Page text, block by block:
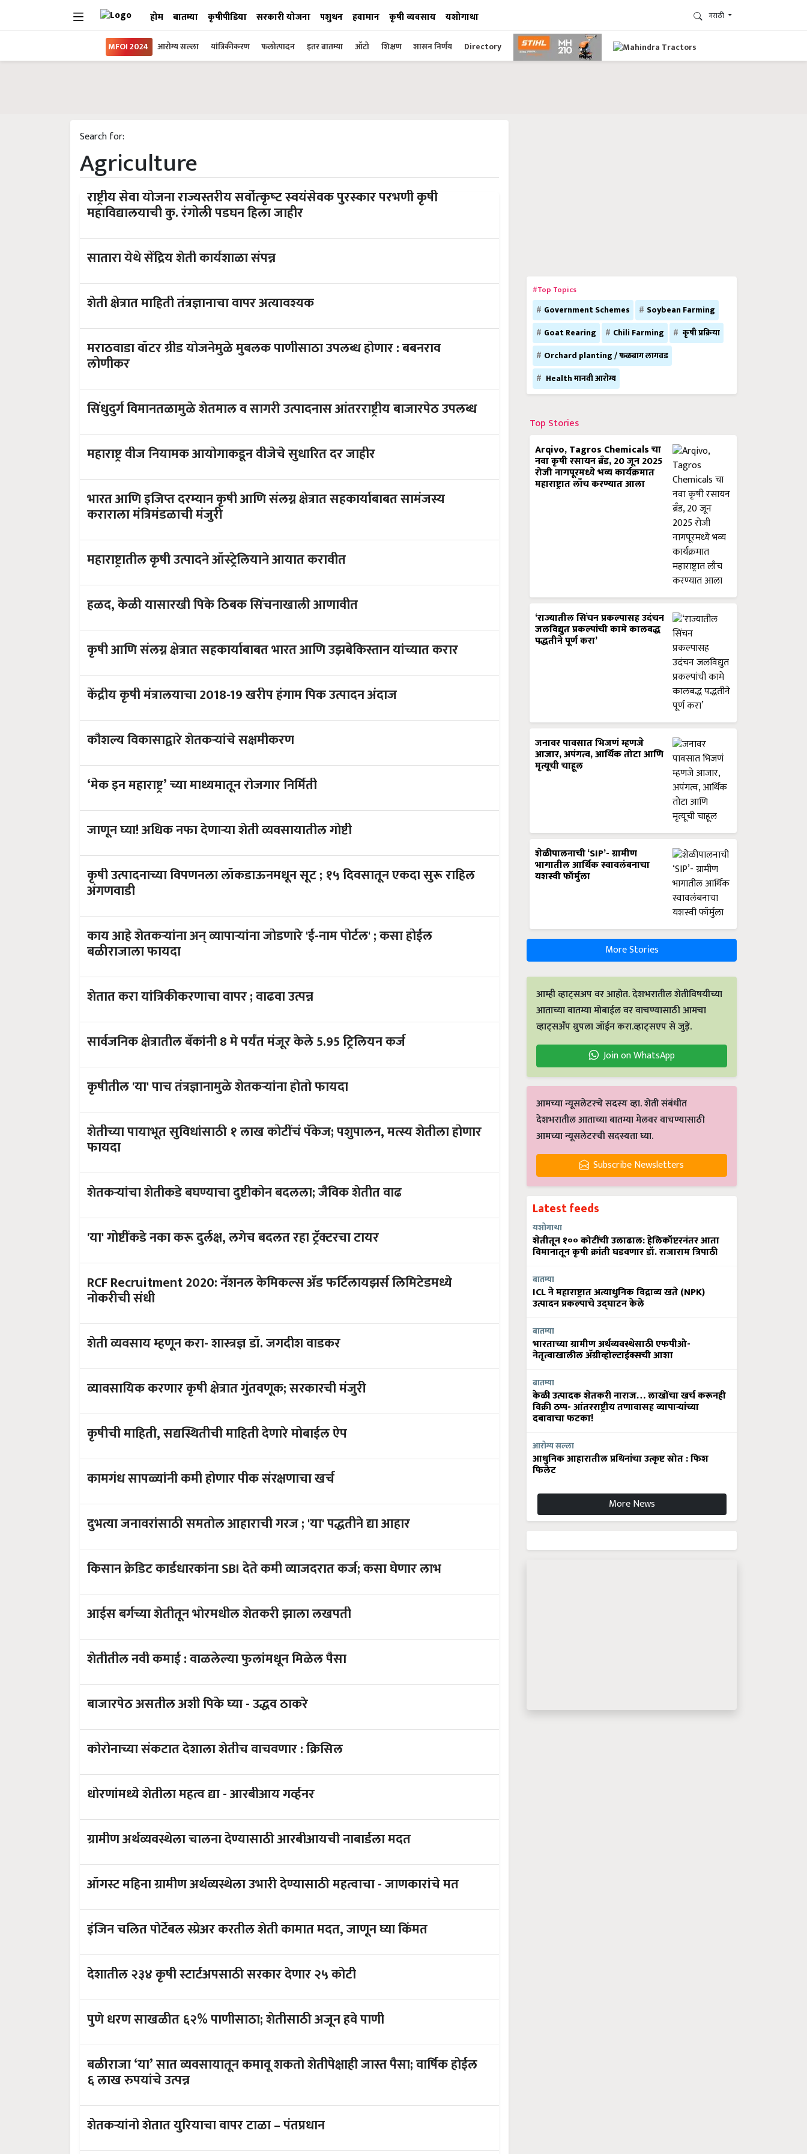
होम बातम्या कृषीपीडिया सरकारी योजना पशुधन हवामान कृषी व्यवसाय यशोगाथा मराठी
MFOI 2024 आरोग्य सल्ला यांत्रिकीकरण फलोत्पादन इतर बातम्या ऑटो शिक्षण शासन निर्णय Directory
Search for:
Agriculture
राष्ट्रीय सेवा योजना राज्यस्तरीय सर्वोत्‍कृष्‍ट स्‍वयंसेवक पुरस्‍कार परभणी कृषी
महाविद्यालयाची कु. रंगोली पडघन हिला जाहीर
सातारा येथे सेंद्रिय शेती कार्यशाळा संपन्न
शेती क्षेत्रात माहिती तंत्रज्ञानाचा वापर अत्यावश्यक
मराठवाडा वॉटर ग्रीड योजनेमुळे मुबलक पाणीसाठा उपलब्ध होणार : बबनराव
लोणीकर
सिंधुदुर्ग विमानतळामुळे शेतमाल व सागरी उत्पादनास आंतरराष्ट्रीय बाजारपेठ उपलब्ध
महाराष्ट्र वीज नियामक आयोगाकडून वीजेचे सुधारित दर जाहीर
भारत आणि इजिप्त दरम्यान कृषी आणि संलग्न क्षेत्रात सहकार्याबाबत सामंजस्य
कराराला मंत्रिमंडळाची मंजुरी
महाराष्ट्रातील कृषी उत्पादने ऑस्ट्रेलियाने आयात करावीत
हळद, केळी यासारखी पिके ठिबक सिंचनाखाली आणावीत
कृषी आणि संलग्न क्षेत्रात सहकार्याबाबत भारत आणि उझबेकिस्तान यांच्यात करार
केंद्रीय कृषी मंत्रालयाचा 2018-19 खरीप हंगाम पिक उत्पादन अंदाज
कौशल्य विकासाद्वारे शेतकऱ्यांचे सक्षमीकरण
‘मेक इन महाराष्ट्र’ च्या माध्यमातून रोजगार निर्मिती
जाणून घ्या! अधिक नफा देणाऱ्या शेती व्यवसायातील गोष्टी
कृषी उत्पादनाच्या विपणनला लॉकडाऊनमधून सूट ; १५ दिवसातून एकदा सुरू राहिल
अंगणवाडी
काय आहे शेतकऱ्यांना अन् व्यापाऱ्यांना जोडणारे 'ई-नाम पोर्टल' ; कसा होईल
बळीराजाला फायदा
शेतात करा यांत्रिकीकरणाचा वापर ; वाढवा उत्पन्न
सार्वजनिक क्षेत्रातील बँकांनी 8 मे पर्यंत मंजूर केले 5.95 ट्रिलियन कर्ज
कृषीतील 'या' पाच तंत्रज्ञानामुळे शेतकऱ्यांना होतो फायदा
शेतीच्या पायाभूत सुविधांसाठी १ लाख कोटींचं पॅकेज; पशुपालन, मत्स्य शेतीला होणार
फायदा
शेतकऱ्यांचा शेतीकडे बघण्याचा दुष्टीकोन बदलला; जैविक शेतीत वाढ
'या' गोष्टींकडे नका करू दुर्लक्ष, लगेच बदलत रहा ट्रॅक्टरचा टायर
RCF Recruitment 2020: नॅशनल केमिकल्स अँड फर्टिलायझर्स लिमिटेडमध्ये
नोकरीची संधी
शेती व्यवसाय म्हणून करा- शास्त्रज्ञ डॉ. जगदीश वाडकर
व्यावसायिक करणार कृषी क्षेत्रात गुंतवणूक; सरकारची मंजुरी
कृषीची माहिती, सद्यस्थितीची माहिती देणारे मोबाईल ऐप
कामगंध सापळ्यांनी कमी होणार पीक संरक्षणाचा खर्च
दुभत्या जनावरांसाठी समतोल आहाराची गरज ; 'या' पद्धतीने द्या आहार
किसान क्रेडिट कार्डधारकांना SBI देते कमी व्याजदरात कर्ज; कसा घेणार लाभ
आईस बर्गच्या शेतीतून भोरमधील शेतकरी झाला लखपती
शेतीतील नवी कमाई : वाळलेल्या फुलांमधून मिळेल पैसा
बाजारपेठ असतील अशी पिके घ्या - उद्धव ठाकरे
कोरोनाच्या संकटात देशाला शेतीच वाचवणार : क्रिसिल
धोरणांमध्ये शेतीला महत्व द्या - आरबीआय गर्व्हनर
ग्रामीण अर्थव्यवस्थेला चालना देण्यासाठी आरबीआयची नाबार्डला मदत
ऑगस्ट महिना ग्रामीण अर्थव्यस्थेला उभारी देण्यासाठी महत्वाचा - जाणकारांचे मत
इंजिन चलित पोर्टेबल स्प्रेअर करतील शेती कामात मदत, जाणून घ्या किंमत
देशातील २३४ कृषी स्टार्टअपसाठी सरकार देणार २५ कोटी
पुणे धरण साखळीत ६२% पाणीसाठा; शेतीसाठी अजून हवे पाणी
बळीराजा ‘या’ सात व्यवसायातून कमावू शकतो शेतीपेक्षाही जास्त पैसा; वार्षिक होईल
६ लाख रुपयांचे उत्पन्न
शेतकऱ्यांनो शेतात युरियाचा वापर टाळा – पंतप्रधान
#Top Topics
Government Schemes
Soybean Farming
Goat Rearing
Chili Farming
कृषी प्रक्रिया
Orchard planting / फळबाग लागवड
Health मानवी आरोग्य
Top Stories
Arqivo, Tagros Chemicals चा
नवा कृषी रसायन ब्रँड, 20 जून 2025
रोजी नागपूरमध्ये भव्य कार्यक्रमात
महाराष्ट्रात लाँच करण्यात आला
‘राज्यातील सिंचन प्रकल्पासह उदंचन
जलविद्युत प्रकल्पांची कामे कालबद्ध
पद्धतीने पूर्ण करा’
जनावर पावसात भिजणं म्हणजे
आजार, अपंगत्व, आर्थिक तोटा आणि
मृत्यूची चाहूल
शेळीपालनाची ‘SIP’- ग्रामीण
भागातील आर्थिक स्वावलंबनाचा
यशस्वी फॉर्मुला
More Stories
आम्ही व्हाट्सअप वर आहोत. देशभरातील शेतीविषयीच्या
आताच्या बातम्या मोबाईल वर वाचण्यासाठी आमचा
व्हाट्सअँप ग्रुपला जॉईन करा.व्हाट्सएप से जुड़ें.
Join on WhatsApp
आमच्या न्यूसलेटरचे सदस्य व्हा. शेती संबंधीत
देशभरातील आताच्या बातम्या मेलवर वाचण्यासाठी
आमच्या न्यूसलेटरची सदस्यता घ्या.
Subscribe Newsletters
Latest feeds
यशोगाथा
शेतीतून १०० कोटींची उलाढाल: हेलिकॉप्टरनंतर आता
विमानातून कृषी क्रांती घडवणार डॉ. राजाराम त्रिपाठी
बातम्या
ICL ने महाराष्ट्रात अत्याधुनिक विद्राव्य खते (NPK)
उत्पादन प्रकल्पाचे उद्घाटन केले
बातम्या
भारताच्या ग्रामीण अर्थव्यवस्थेसाठी एफपीओ-
नेतृत्वाखालील अ‍ॅग्रीव्होल्टाईक्सची आशा
बातम्या
केळी उत्पादक शेतकरी नाराज… लाखोंचा खर्च करूनही
विक्री ठप्प- आंतरराष्ट्रीय तणावासह व्यापाऱ्यांच्या
दबावाचा फटका!
आरोग्य सल्ला
आधुनिक आहारातील प्रथिनांचा उत्कृष्ट स्रोत : फिश
फिलेट
More News